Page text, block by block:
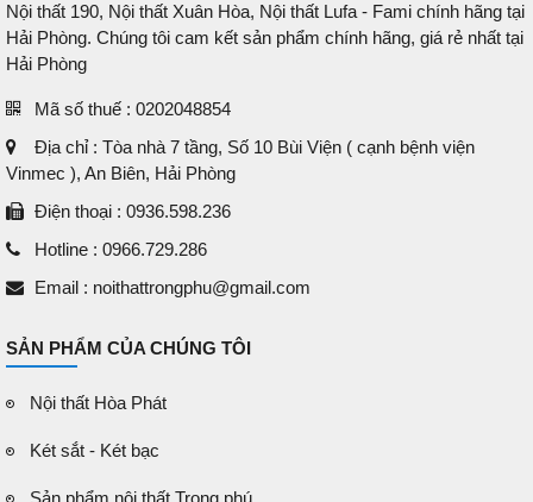
Nội thất 190, Nội thất Xuân Hòa, Nội thất Lufa - Fami chính hãng tại
Hải Phòng. Chúng tôi cam kết sản phẩm chính hãng, giá rẻ nhất tại
Hải Phòng
Mã số thuế : 0202048854
Địa chỉ : Tòa nhà 7 tầng, Số 10 Bùi Viện ( cạnh bệnh viện
Vinmec ), An Biên, Hải Phòng
Điện thoại : 0936.598.236
Hotline : 0966.729.286
Email : noithattrongphu@gmail.com
SẢN PHẨM CỦA CHÚNG TÔI
Nội thất Hòa Phát
Két sắt - Két bạc
Sản phẩm nội thất Trọng phú